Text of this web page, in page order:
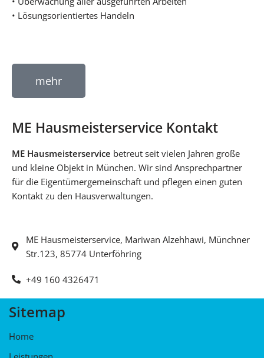
• Lösungsorientiertes Handeln
mehr
ME Hausmeisterservice Kontakt
ME Hausmeisterservice betreut seit vielen Jahren große
und kleine Objekt in München. Wir sind Ansprechpartner
für die Eigentümergemeinschaft und pflegen einen guten
Kontakt zu den Hausverwaltungen.
ME Hausmeisterservice, Mariwan Alzehhawi, Münchner
Str.123, 85774 Unterföhring
+49 160 4326471
Sitemap
Home